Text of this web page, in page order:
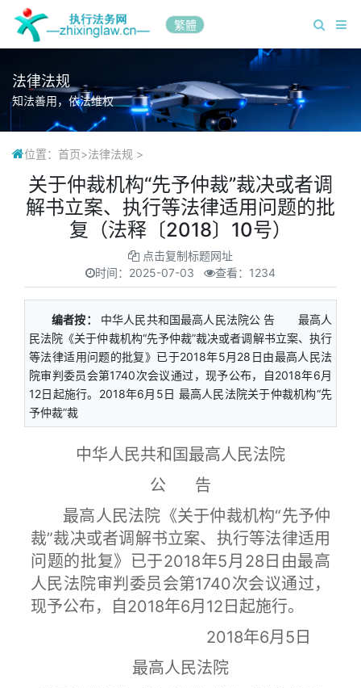
繁體
法律法规
知法善用，依法维权
位置： 首页>法律法规 >
关于仲裁机构“先予仲裁”裁决或者调
解书立案、执行等法律适用问题的批
复（法释〔2018〕10号）
点击复制标题网址
时间： 2025-07-03 查看：1234
编者按：
中华人民共和国最高人民法院公 告 最高人
民法院《关于仲裁机构“先予仲裁”裁决或者调解书立案、执行
等法律适用问题的批复》已于2018年5月28日由最高人民法
院审判委员会第1740次会议通过，现予公布，自2018年6月
12日起施行。2018年6月5日 最高人民法院关于仲裁机构“先
予仲裁”裁
中华人民共和国最高人民法院
公 告
最高人民法院《关于仲裁机构“先予仲
裁”裁决或者调解书立案、执行等法律适用
问题的批复》已于2018年5月28日由最高
人民法院审判委员会第1740次会议通过，
现予公布，自2018年6月12日起施行。
2018年6月5日
最高人民法院